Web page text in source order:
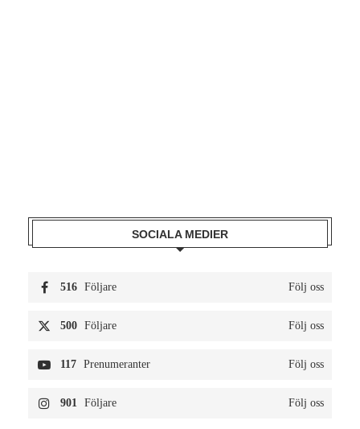
SOCIALA MEDIER
516 Följare Följ oss
500 Följare Följ oss
117 Prenumeranter Följ oss
901 Följare Följ oss